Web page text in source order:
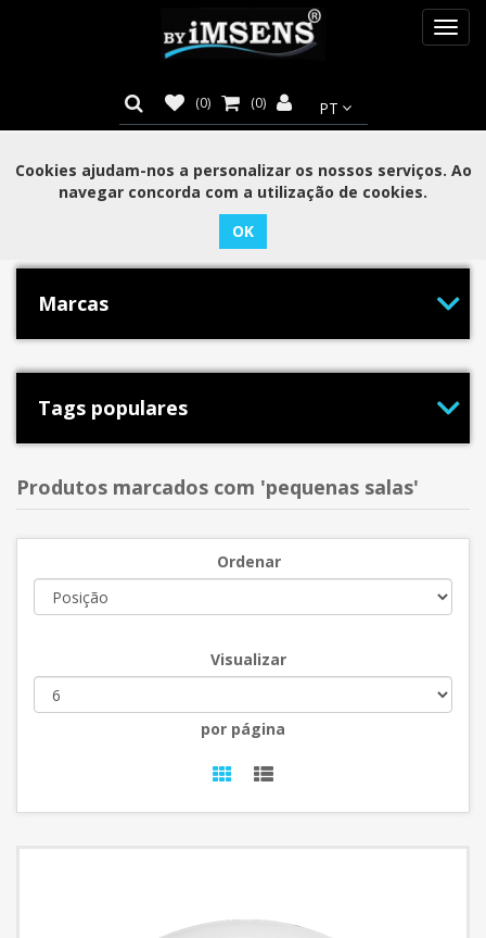
(0) (0)
Categorias
Marcas
Tags populares
Produtos marcados com 'pequenas salas'
Ordenar
Visualizar
por página
Cookies ajudam-nos a personalizar os nossos serviços. Ao
navegar concorda com a utilização de cookies.